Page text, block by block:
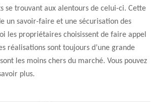
se trouvant aux alentours de celui-ci. Cette
un savoir-faire et une sécurisation des
les propriétaires choisissent de faire appel
réalisations sont toujours d’une grande
les moins chers du marché. Vous pouvez
plus.